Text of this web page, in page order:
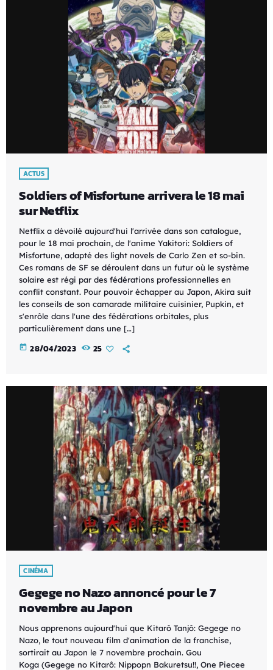
ACTUS
Soldiers of Misfortune arrivera le 18 mai
sur Netflix
Netflix a dévoilé aujourd'hui l'arrivée dans son catalogue,
pour le 18 mai prochain, de l'anime Yakitori: Soldiers of
Misfortune, adapté des light novels de Carlo Zen et so-bin.
Ces romans de SF se déroulent dans un futur où le système
solaire est régi par des fédérations professionnelles en
conflit constant. Pour pouvoir échapper au Japon, Akira suit
les conseils de son camarade militaire cuisinier, Pupkin, et
s'enrôle dans l'une des fédérations orbitales, plus
particulièrement dans une […]
today 28/04/2023 25
CINÉMA
Gegege no Nazo annoncé pour le 7
novembre au Japon
Nous apprenons aujourd'hui que Kitarô Tanjô: Gegege no
Nazo, le tout nouveau film d'animation de la franchise,
sortirait au Japon le 7 novembre prochain. Gou
Koga (Gegege no Kitarô: Nippopn Bakuretsu!!, One Piecee